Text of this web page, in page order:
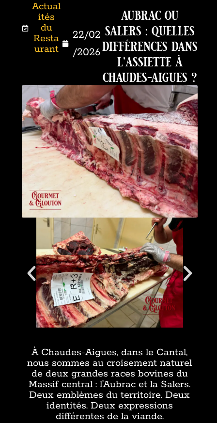
À Chaudes-Aigues, dans le Cantal,
nous sommes au croisement naturel
de deux grandes races bovines du
Massif central : l’Aubrac et la Salers.
Deux emblèmes du territoire. Deux
identités. Deux expressions
différentes de la viande.
Actual
ités
du
Resta
urant
22/02
/2026
aubrac ou
salers : quelles
différences dans
l’assiette à
chaudes-aigues ?